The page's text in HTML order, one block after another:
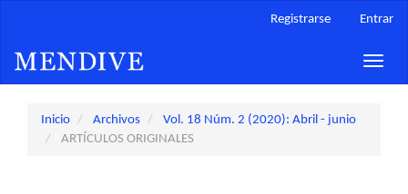
principal
Barra
Registrarse Entrar
Toggle
Inicio Archivos
Vol. 18 Núm. 2 (2020): Abril - junio
ARTÍCULOS ORIGINALES